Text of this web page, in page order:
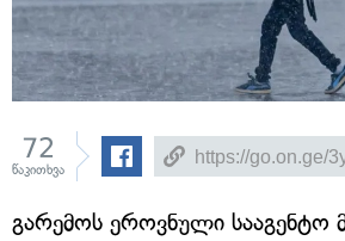
72
წაკითხვა
გარემოს ეროვნული